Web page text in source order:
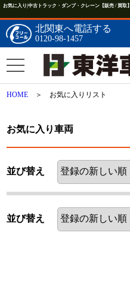
お気に入り|中古トラック・ダンプ・クレーン【販売 / 買取
北関東へ電話する
0120-98-1457
HOME ＞ お気に入りリスト
お気に入り車両
並び替え
並び替え